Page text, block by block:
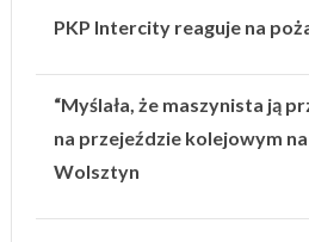
PKP Intercity reaguje na
“Myślała, że maszynista ją
na przejeździe kolejowym
Wolsztyn